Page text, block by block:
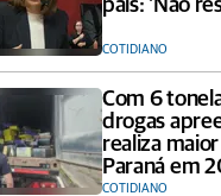
país: 'Não
COTIDIANO
Com 6
drogas
realiza
Paraná em
COTIDIANO